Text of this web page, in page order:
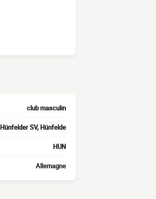
club masculin
Hünfelder SV, Hünfelde
HUN
Allemagne